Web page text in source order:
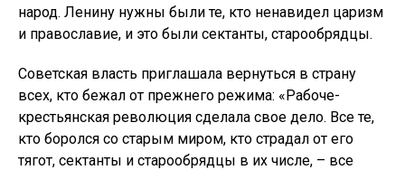
народ. Ленину нужны были те, кто ненавидел царизм
и православие, и это были сектанты, старообрядцы.
Советская власть приглашала вернуться в страну
всех, кто бежал от прежнего режима: «Рабоче-
крестьянская революция сделала свое дело. Все те,
кто боролся со старым миром, кто страдал от его
тягот, сектанты и старообрядцы в их числе, – все